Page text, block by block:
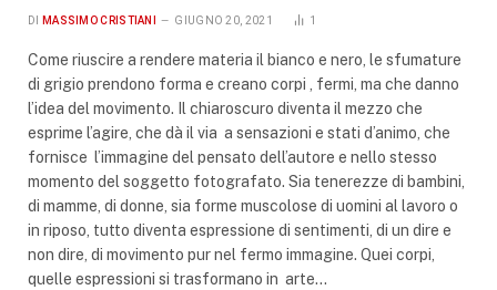
DI MASSIMO CRISTIANI GIUGNO 20, 2021 1
Come riuscire a rendere materia il bianco e nero, le sfumature
di grigio prendono forma e creano corpi , fermi, ma che danno
l’idea del movimento. Il chiaroscuro diventa il mezzo che
esprime l’agire, che dà il via a sensazioni e stati d’animo, che
fornisce l’immagine del pensato dell’autore e nello stesso
momento del soggetto fotografato. Sia tenerezze di bambini,
di mamme, di donne, sia forme muscolose di uomini al lavoro o
in riposo, tutto diventa espressione di sentimenti, di un dire e
non dire, di movimento pur nel fermo immagine. Quei corpi,
quelle espressioni si trasformano in arte…